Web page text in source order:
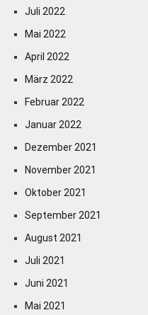
Juli 2022
Mai 2022
April 2022
März 2022
Februar 2022
Januar 2022
Dezember 2021
November 2021
Oktober 2021
September 2021
August 2021
Juli 2021
Juni 2021
Mai 2021